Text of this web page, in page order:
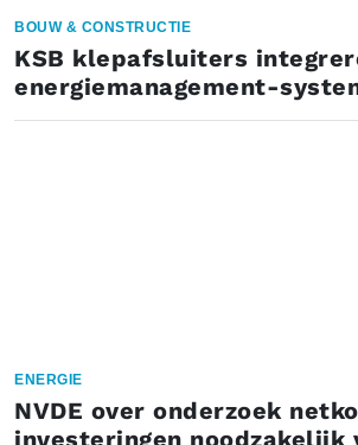
BOUW & CONSTRUCTIE
KSB klepafsluiters
energiemanagement-
ENERGIE
NVDE over onderzoek
investeringen noodzakelijk